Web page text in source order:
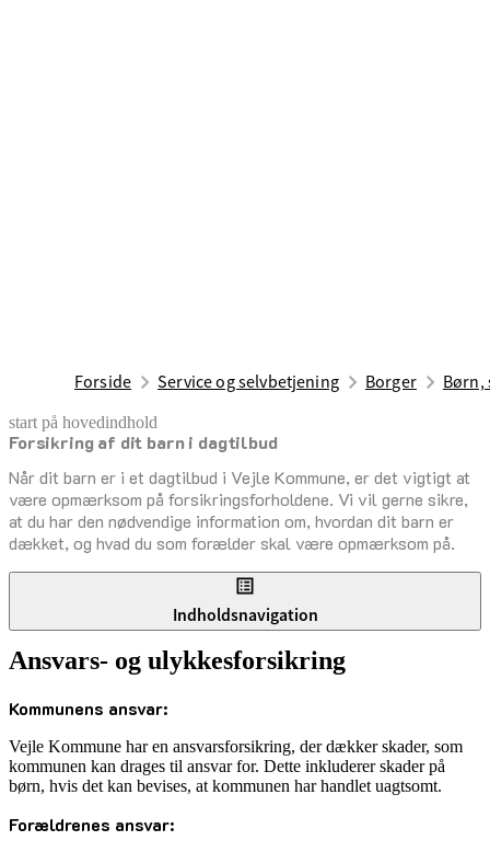
Forside Service og selvbetjening Borger Børn,
start på hovedindhold
Forsikring af dit barn i dagtilbud
Når dit barn er i et dagtilbud i Vejle Kommune, er det vigtigt at
være opmærksom på forsikringsforholdene. Vi vil gerne sikre,
at du har den nødvendige information om, hvordan dit barn er
dækket, og hvad du som forælder skal være opmærksom på.
senest opdateret 2. juni 2026
Indholdsnavigation
Ansvars- og ulykkesforsikring
Kommunens ansvar:
Vejle Kommune har en ansvarsforsikring, der dækker skader, som
kommunen kan drages til ansvar for. Dette inkluderer skader på
børn, hvis det kan bevises, at kommunen har handlet uagtsomt.
Forældrenes ansvar: